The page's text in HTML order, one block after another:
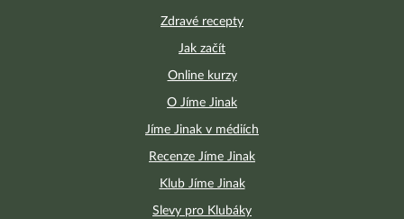
Zdravé recepty
Jak začít
Online kurzy
O Jíme Jinak
Jíme Jinak v médiích
Recenze Jíme Jinak
Klub Jíme Jinak
Slevy pro Klubáky